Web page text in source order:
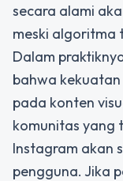
secara alami
meski algoritma
Dalam
bahwa
pada konten
komunitas yang
Instagram akan
pengguna. Jika